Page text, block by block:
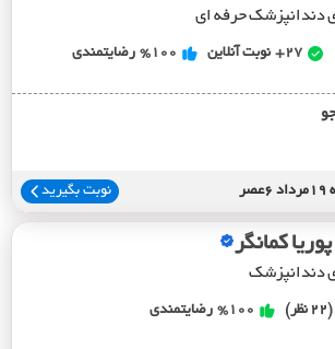
دندانپزشک حرفه ای
27+ نوبت آنلاین %100 رضایتمندی
نوبت بگیرید
کمانگر
دندانپزشک
(22 نظر) %100 رضایتمندی